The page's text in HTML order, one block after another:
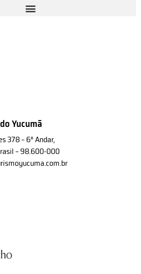
Yucumã
378 – 6° Andar,
– 98.600-000